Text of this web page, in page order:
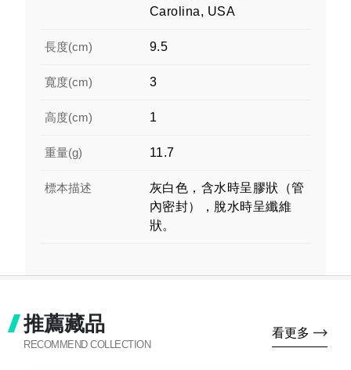
Carolina, USA
長度(cm) 9.5
寬度(cm) 3
高度(cm) 1
重量(g) 11.7
標本描述
灰白色，含水時呈膠狀（管
內密封），脫水時呈纖維
狀。
推薦藏品
RECOMMEND COLLECTION
看更多